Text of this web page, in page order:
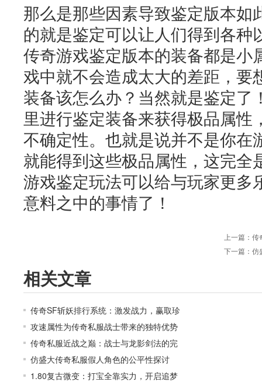
那么是那些因素导致鉴定版本如
的就是鉴定可以让人们得到各种
传奇游戏鉴定版本的装备都是小
戏中就不会造成太大的差距，要
装备该怎么办？当然就是鉴定了
里进行鉴定装备来获得极品属性
不确定性。也就是说并不是你在
就能得到这些极品属性，这完全
游戏鉴定玩法可以给与玩家更多
意料之中的事情了！
上一篇： 传
下一篇： 仿
相关文章
传奇SF斩妖排行系统：激发战力，赢取珍
攻速属性为传奇私服战士带来的独特优势
传奇私服近战之巅：战士与龙影剑法的完
仿盛大传奇私服假人角色的公平性探讨
1.80复古微变：打宝全靠实力，开启追梦